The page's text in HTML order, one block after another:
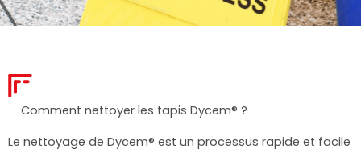
Comment nettoyer les tapis Dycem® ?
Le nettoyage de Dycem® est un processus rapide et facile